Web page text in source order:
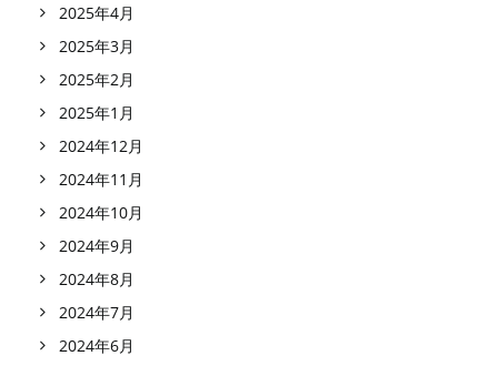
2025年4月
2025年3月
2025年2月
2025年1月
2024年12月
2024年11月
2024年10月
2024年9月
2024年8月
2024年7月
2024年6月